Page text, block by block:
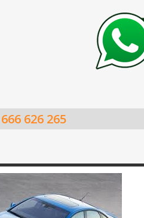
666 626 265